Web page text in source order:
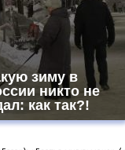
зиму в
никто не
как так?!